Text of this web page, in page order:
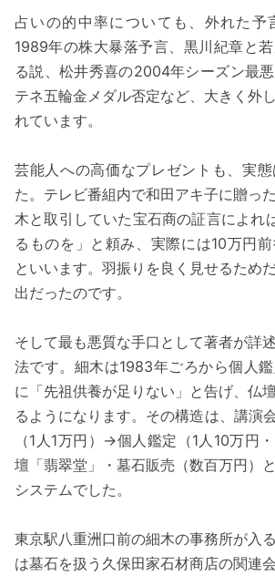
占いの的中率についても、外れた予
1989年の株大暴落予言、黒川紀章と
る説、松井秀喜の2004年シーズン最
テネ五輪金メダル否定など、大きく外
れています。
芸能人への高価なプレゼントも、実
た。テレビ番組内で和田アキ子に贈っ
木と取引していた宝石商の証言によれ
るものを」と頼み、実際には10万円
といいます。羽振りを良く見せるため
出だったのです。
そして最も悪質な手口として著者が詳
法です。細木は1983年ごろから個人
に「先祖供養が足りない」と告げ、仏
るようになります。その構造は、講演
（1人1万円）→個人鑑定（1人10万円
壇「翡翠堂」・墓石販売（数百万円）
システムでした。
東京駅八重洲口前の細木の事務所が入
は墓石を扱う久保田家石材商店の関連